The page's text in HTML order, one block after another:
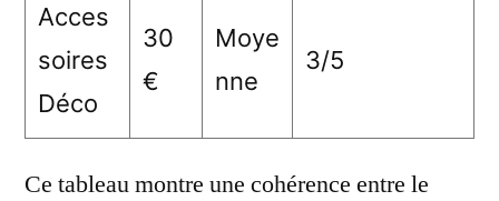
Acces
soires
Déco
30
€
Moye
nne
3/5
Ce tableau montre une cohérence entre le